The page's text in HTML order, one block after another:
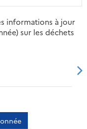
informations à jour
sur les déchets